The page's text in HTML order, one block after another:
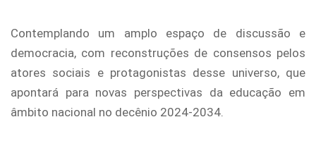
Contemplando um amplo espaço de discussão e
democracia, com reconstruções de consensos pelos
atores sociais e protagonistas desse universo, que
apontará para novas perspectivas da educação em
âmbito nacional no decênio 2024-2034.